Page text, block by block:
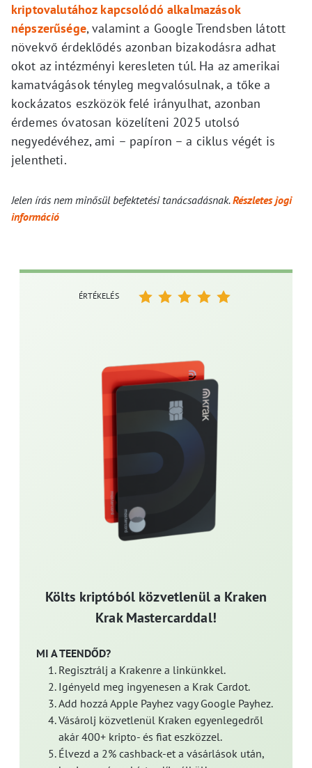
kriptovalutához kapcsolódó alkalmazások
népszerűsége, valamint a Google Trendsben látott
növekvő érdeklődés azonban bizakodásra adhat
okot az intézményi keresleten túl. Ha az amerikai
kamatvágások tényleg megvalósulnak, a tőke a
kockázatos eszközök felé irányulhat, azonban
érdemes óvatosan közelíteni 2025 utolsó
negyedévéhez, ami – papíron – a ciklus végét is
jelentheti.
Jelen írás nem minősül befektetési tanácsadásnak.Részletes jogi
információ
Költs kriptóból közvetlenül a Kraken
Krak Mastercarddal!
MI A TEENDŐD?
Regisztrálj a Krakenre a linkünkkel.
Igényeld meg ingyenesen a Krak Cardot.
Add hozzá Apple Payhez vagy Google Payhez.
Vásárolj közvetlenül Kraken egyenlegedről
akár 400+ kripto- és fiat eszközzel.
Élvezd a 2% cashback-et a vásárlások után,
ÉRTÉKELÉS